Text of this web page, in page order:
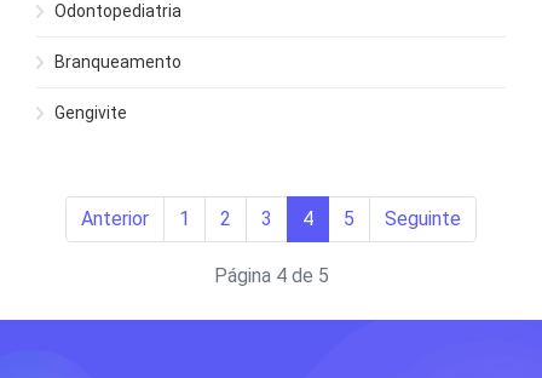
Odontopediatria
Branqueamento
Gengivite
Anterior 1 2 3 4 5 Seguinte
Página 4 de 5